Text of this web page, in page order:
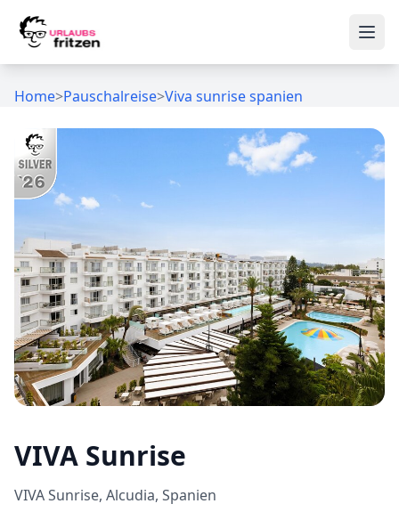
Home>Pauschalreise>Viva sunrise spanien
VIVA Sunrise
VIVA Sunrise, Alcudia, Spanien